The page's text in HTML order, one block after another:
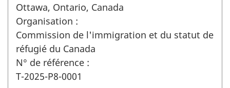
Ottawa, Ontario, Canada
Organisation :
Commission de l'immigration et du statut de
réfugié du Canada
N° de référence :
T-2025-P8-0001